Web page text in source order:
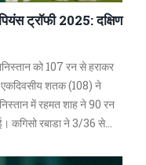
ट्रॉफी 2025: दक्षिण
को 107 रन से हराकर
एकदिवसीय शतक (108) ने
में रहमत शाह ने 90 रन
कगिसो रबाडा ने 3/36 से